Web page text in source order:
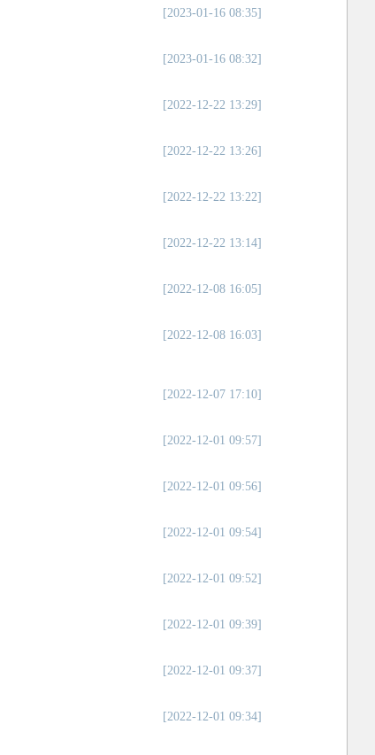
[2023-01-16 08:35]
[2023-01-16 08:32]
[2022-12-22 13:29]
[2022-12-22 13:26]
[2022-12-22 13:22]
[2022-12-22 13:14]
[2022-12-08 16:05]
[2022-12-08 16:03]
[2022-12-07 17:10]
[2022-12-01 09:57]
[2022-12-01 09:56]
[2022-12-01 09:54]
[2022-12-01 09:52]
[2022-12-01 09:39]
[2022-12-01 09:37]
[2022-12-01 09:34]